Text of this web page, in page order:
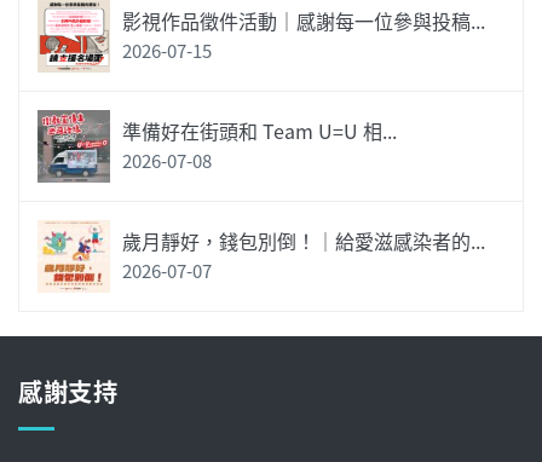
影視作品徵件活動｜感謝每一位參與投稿...
2026-07-15
準備好在街頭和 Team U=U 相...
2026-07-08
歲月靜好，錢包別倒！｜給愛滋感染者的...
2026-07-07
感謝支持